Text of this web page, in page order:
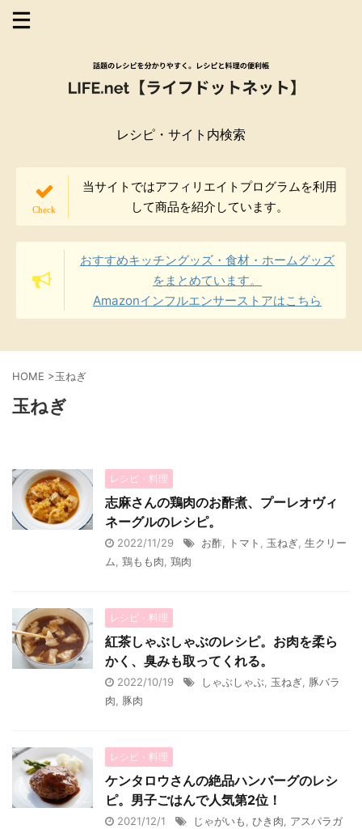
レシピ・サイト内検索
当サイトではアフィリエイトプログラムを利用
して商品を紹介しています。
おすすめキッチングッズ・食材・ホームグッズ
をまとめています。
Amazonインフルエンサーストアはこちら
HOME >玉ねぎ
玉ねぎ
レシピ・料理
志麻さんの鶏肉のお酢煮、プーレオヴィ
ネーグルのレシピ。
2022/11/29 お酢 トマト 玉ねぎ 生クリー
ム
鶏もも肉 鶏肉
レシピ・料理
紅茶しゃぶしゃぶのレシピ。お肉を柔ら
かく、臭みも取ってくれる。
2022/10/19 しゃぶしゃぶ 玉ねぎ 豚バラ
肉
豚肉
レシピ・料理
ケンタロウさんの絶品ハンバーグのレシ
ピ。男子ごはんで人気第2位！
2021/12/1 じゃがいも ひき肉
アスパラガ